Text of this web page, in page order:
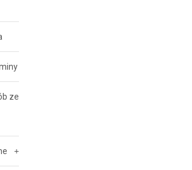
ze